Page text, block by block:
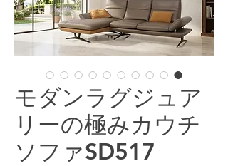
モダンラグジュア
リーの極みカウチ
ソファSD517